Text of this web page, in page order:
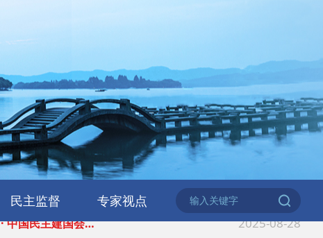
民主监督 专家视点
· 民建北仑六支部… 2026-06-18
· 中国民主建国会… 2026-02-25
· 中国民主建国会… 2025-08-28